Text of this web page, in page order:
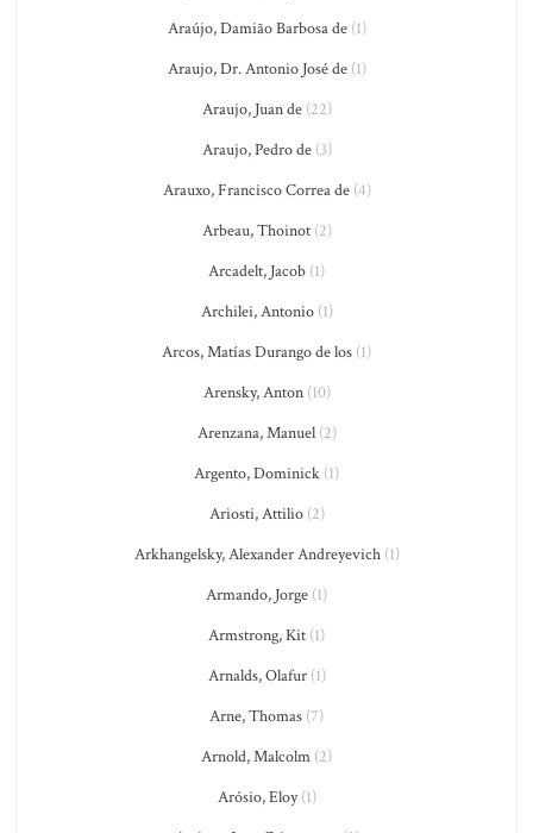
Araújo, Damião Barbosa de(1)
Araujo, Dr. Antonio José de(1)
Araujo, Juan de(22)
Araujo, Pedro de(3)
Arauxo, Francisco Correa de(4)
Arbeau, Thoinot(2)
Arcadelt, Jacob (1)
Archilei, Antonio(1)
Arcos, Matías Durango de los (1)
Arensky, Anton(10)
Arenzana, Manuel(2)
Argento, Dominick (1)
Ariosti, Attilio(2)
Arkhangelsky, Alexander Andreyevich(1)
Armando, Jorge (1)
Armstrong, Kit (1)
Arnalds, Olafur(1)
Arne, Thomas (7)
Arnold, Malcolm (2)
Arósio, Eloy(1)